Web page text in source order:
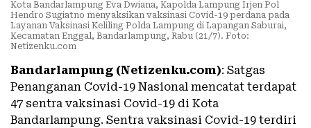
Kota Bandarlampung Eva Dwiana, Kapolda Lampung Irjen Pol
Hendro Sugiatno menyaksikan vaksinasi Covid-19 perdana pada
Layanan Vaksinasi Keliling Polda Lampung di Lapangan Saburai,
Kecamatan Enggal, Bandarlampung, Rabu (21/7). Foto:
Netizenku.com
Bandarlampung (Netizenku.com): Satgas
Penanganan Covid-19 Nasional mencatat terdapat
47 sentra vaksinasi Covid-19 di Kota
Bandarlampung. Sentra vaksinasi Covid-19 terdiri